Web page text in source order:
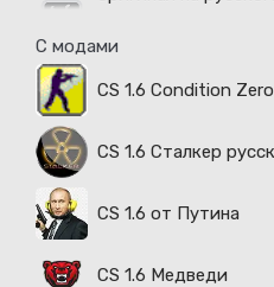
С модами
CS 1.6 Condition Zero
CS 1.6 Сталкер
CS 1.6 от Путина
CS 1.6 Медведи